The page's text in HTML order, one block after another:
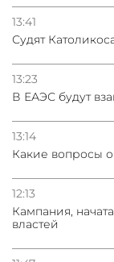
13:41
Судят
13:23
В ЕАЭС будут
13:14
Какие вопросы
12:13
Кампания,
властей